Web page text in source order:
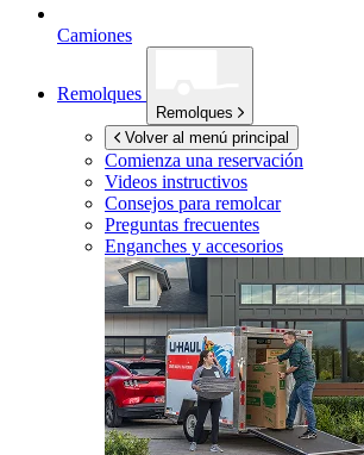
Camiones
Remolques
Remolques
Volver al menú principal
Comienza una reservación
Videos instructivos
Consejos para remolcar
Preguntas frecuentes
Enganches y accesorios